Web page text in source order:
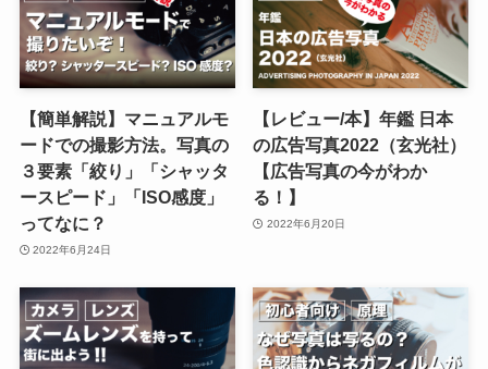
【簡単解説】マニュアルモ
ードでの撮影方法。写真の
３要素「絞り」「シャッタ
ースピード」「ISO感度」
ってなに？
2022年6月24日
【レビュー/本】年鑑 日本
の広告写真2022（玄光社）
【広告写真の今がわか
る！】
2022年6月20日